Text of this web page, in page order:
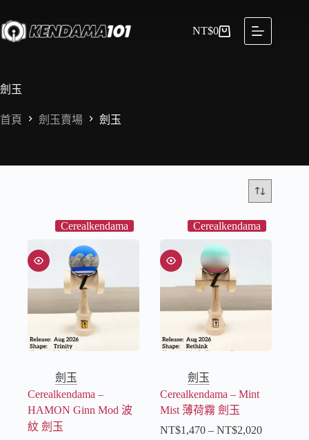
NT$0
劍玉
首頁 劍玉賣場 劍玉
Cerealkendama
劍玉
Cerealkendama –
HAMON Ginn Mod 波
紋 劍玉
Cerealkendama
劍玉
Cerealkendama – Mint
Mist 薄荷霧 劍玉
NT$1,470 – NT$2,020